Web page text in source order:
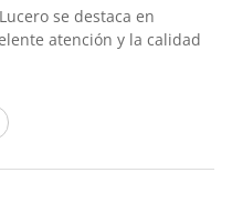
se destaca en
atención y la calidad